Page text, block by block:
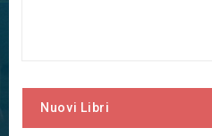
Nuovi Libri